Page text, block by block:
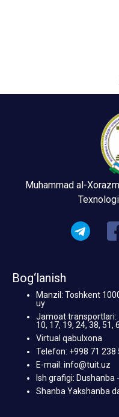
Muhammad al-
Bog‘lanish
Manzil: Toshkent
uy
Jamoat transportlari:
10, 17, 19, 24, 38, 51,
Virtual qabulxona
Telefon: +998 71 238
E-mail: info@tuit.uz
Ish grafigi: Dushanba
Shanba Yakshanba